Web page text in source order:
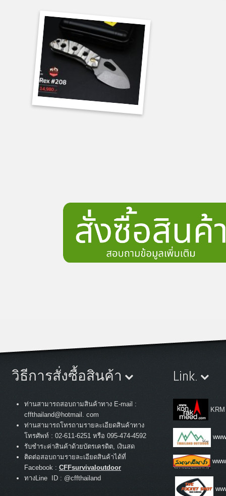
วิธีการสั่งซื้อสินค้า
ท่านสามารถสอบถามสินค้าทาง E-mail :
cffthailand@hotmail. com
ท่านสามารถโทรถามรายละเอียดสินค้าทาง
โทรศัพท์ : 02-611-6251 หรือ 095-474-4592
รับชำระค่าสินค้าด้วยบัตรเครดิต, เงินสด
ติดต่อสอบถามรายละเอียดสินค้าได้ที่
Facebook : CFFsurvivaloutdoor
ทางLine ID : @cffthailand
Link.
KRM